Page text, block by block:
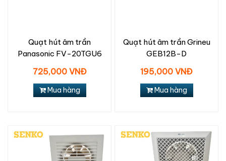
Quạt hút âm trần
Panasonic FV-20TGU6
725,000 VNĐ
Mua hàng
Quạt hút âm trần Grineu
GEB12B-D
195,000 VNĐ
Mua hàng